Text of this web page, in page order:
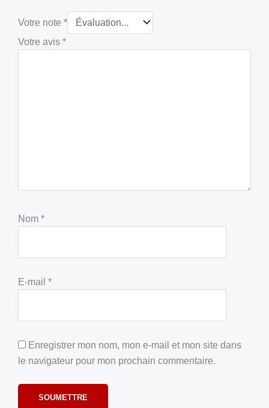
Votre note *
Votre avis *
Nom *
E-mail *
Enregistrer mon nom, mon e-mail et mon site dans
le navigateur pour mon prochain commentaire.